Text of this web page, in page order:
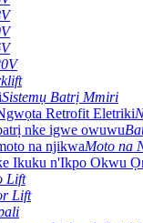
Sistemụ Batrị Mmiri
Moto na
Lift
Lift